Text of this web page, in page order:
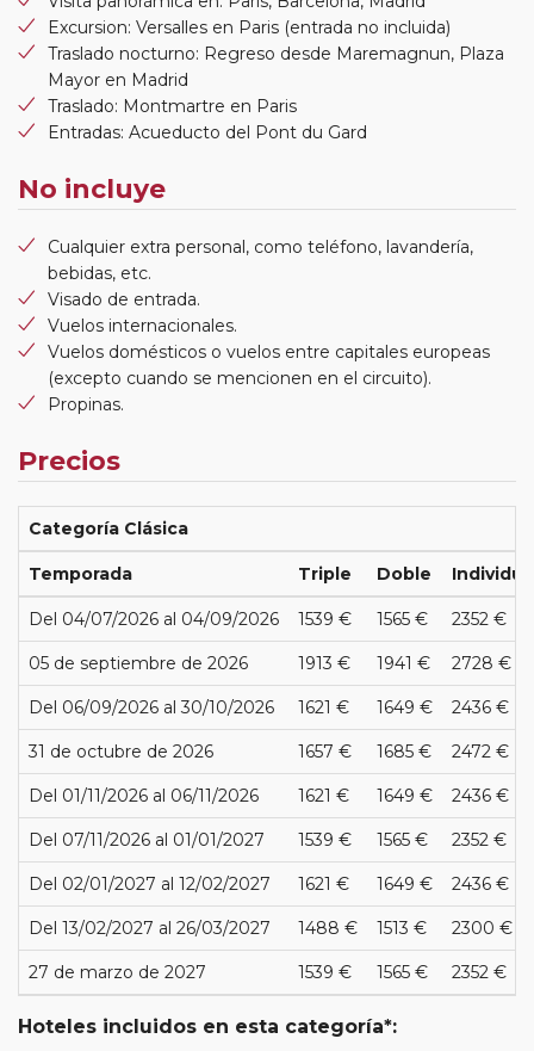
Excursion: Versalles en Paris (entrada no incluida)
Traslado nocturno: Regreso desde Maremagnun, Plaza
Mayor en Madrid
Traslado: Montmartre en Paris
Entradas: Acueducto del Pont du Gard
No incluye
Cualquier extra personal, como teléfono, lavandería,
bebidas, etc.
Visado de entrada.
Vuelos internacionales.
Vuelos domésticos o vuelos entre capitales europeas
(excepto cuando se mencionen en el circuito).
Propinas.
Precios
Categoría Clásica
Temporada Triple Doble
Del 04/07/2026 al 04/09/2026 1539 € 1565 € 2352 €
05 de septiembre de 2026 1913 € 1941 € 2728 €
Del 06/09/2026 al 30/10/2026 1621 € 1649 € 2436 €
31 de octubre de 2026 1657 € 1685 € 2472 €
Del 01/11/2026 al 06/11/2026 1621 € 1649 € 2436 €
Del 07/11/2026 al 01/01/2027 1539 € 1565 € 2352 €
Del 02/01/2027 al 12/02/2027 1621 € 1649 € 2436 €
Del 13/02/2027 al 26/03/2027 1488 € 1513 € 2300 €
27 de marzo de 2027 1539 € 1565 € 2352 €
Hoteles incluidos en esta categoría*: